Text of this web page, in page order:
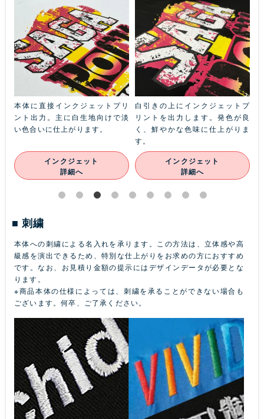
本体に直接インクジェットプリ
ント出力。主に白生地向けで淡
い色合いに仕上がります。
インクジェット
詳細へ
白引きの上にインクジェットプ
リントを出力します。発色が良
く、鮮やかな色味に仕上がりま
す。
インクジェット
詳細へ
刺繍
本体への刺繍による名入れを承ります。この方法は、立体感や高
級感を演出できるため、特別な仕上がりをお求めの方におすすめ
です。なお、お見積り金額の提示にはデザインデータが必要とな
ります。
※商品本体の仕様によっては、刺繍を承ることができない場合も
ございます。何卒、ご了承ください。